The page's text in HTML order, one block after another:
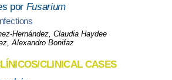
por Fusarium
Hernández, Claudia Haydee
Alexandro Bonifaz
CLINICAL CASES